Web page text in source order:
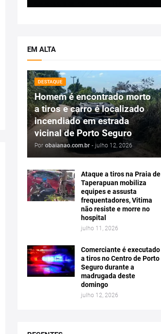
EM ALTA
DESTAQUE
Homem é encontrado morto
a tiros e carro é localizado
incendiado em estrada
vicinal de Porto Seguro
Por obaianao.com.br - julho 12, 2026
Ataque a tiros na Praia de
Taperapuan mobiliza
equipes e assusta
frequentadores, Vitima
não resiste e morre no
hospital
julho 11, 2026
Comerciante é executado
a tiros no Centro de Porto
Seguro durante a
madrugada deste
domingo
julho 12, 2026